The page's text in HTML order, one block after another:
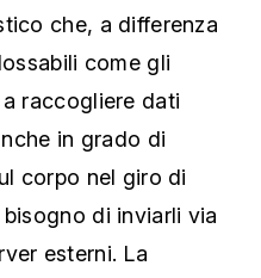
che, a differenza
come gli
raccogliere dati
in grado di
corpo nel giro di
di inviarli via
esterni. La